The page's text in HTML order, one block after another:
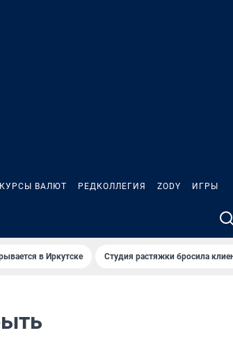
КУРСЫ ВАЛЮТ РЕДКОЛЛЕГИЯ ZODY ИГРЫ
в Иркутске Студия растяжки бросила